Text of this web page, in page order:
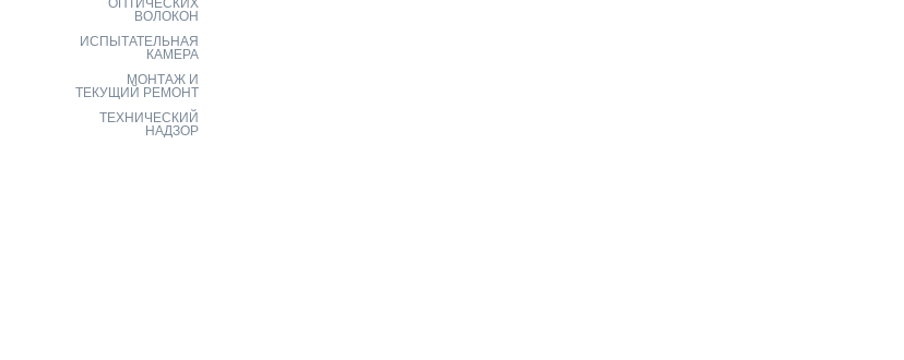
ОПТИЧЕСКИХ
ВОЛОКОН
ИСПЫТАТЕЛЬНАЯ
КАМЕРА
МОНТАЖ И
ТЕКУЩИЙ РЕМОНТ
ТЕХНИЧЕСКИЙ
НАДЗОР